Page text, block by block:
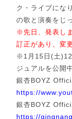
ク・ライブにな
の歌と演奏をじ
※先日、発表し
訂正があり、変
※1月15日(土)12
ジュアルを公開
銀杏BOYZ
https://
銀杏BOYZ
https://